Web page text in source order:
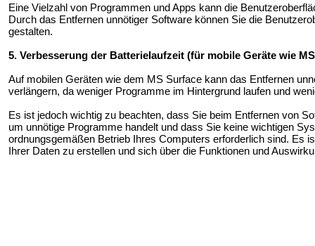
Eine Vielzahl von Programmen und Apps kann die
Durch das Entfernen unnötiger Software können Sie die
gestalten.
5. Verbesserung der Batterielaufzeit (für mobile Geräte wie
Auf mobilen Geräten wie dem MS Surface kann das Entfernen
verlängern, da weniger Programme im Hintergrund laufen und
Es ist jedoch wichtig zu beachten, dass Sie beim Entfernen von
um unnötige Programme handelt und dass Sie keine wichtigen
ordnungsgemäßen Betrieb Ihres Computers erforderlich sind. Es
Ihrer Daten zu erstellen und sich über die Funktionen und